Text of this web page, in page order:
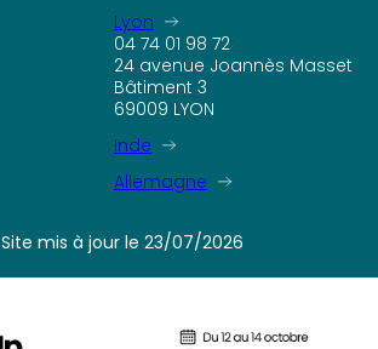
Lyon
04 74 01 98 72
24 avenue Joannès Masset
Bâtiment 3
69009 LYON
Inde
Allemagne
Site mis à jour le 23/07/2026